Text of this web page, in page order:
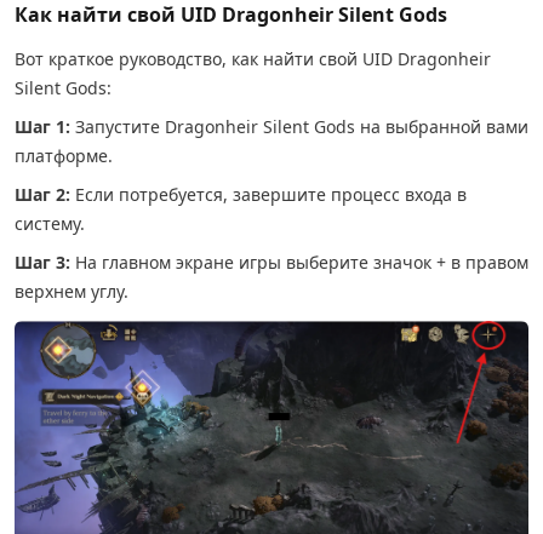
Как найти свой UID Dragonheir Silent Gods
Вот краткое руководство, как найти свой UID Dragonheir
Silent Gods:
Шаг 1: Запустите Dragonheir Silent Gods на выбранной вами
платформе.
Шаг 2: Если потребуется, завершите процесс входа в
систему.
Шаг 3: На главном экране игры выберите значок + в правом
верхнем углу.